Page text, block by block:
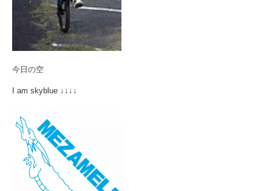
今日の空
I am skyblue ↓↓↓↓